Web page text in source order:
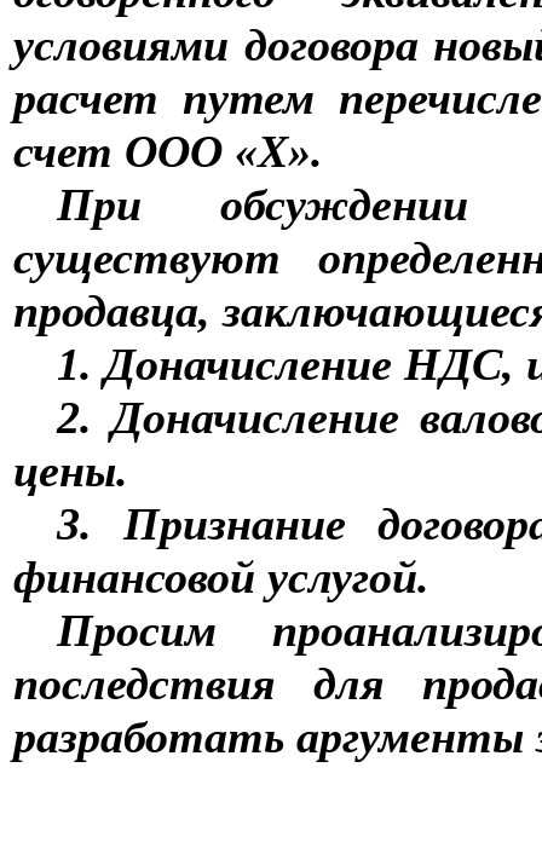
условиями договора
расчет путем
счет ООО «Х».
При обсуждении
существуют
продавца,
1. Доначисление НДС,
2. Доначисление
цены.
3. Признание
финансовой услугой.
Просим
последствия для
разработать